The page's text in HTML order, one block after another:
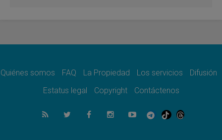
quienes bendicen la guerra
Ucrania: Ataque masivo en Kyiv durante la
05.08.2026
Colombo: "La visita del Papa a Argentina
Quiénes somos FAQ La Propiedad Los servicios
Difusión
Estatus legal
Copyright Contáctenos